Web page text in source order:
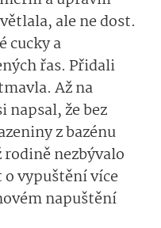
ale ne dost.
cucky a
řas. Přidali
Až na
že bez
z bazénu
nezbývalo
vypuštění více
napuštění